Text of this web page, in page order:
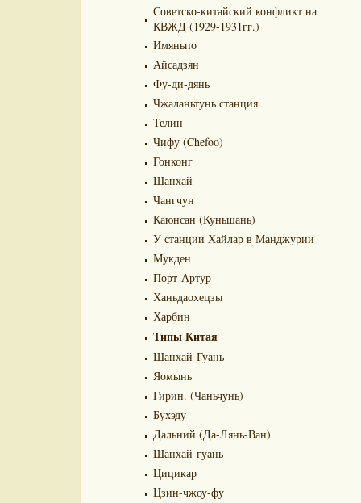
Советско-китайский конфликт на
КВЖД (1929-1931гг.)
Имяньпо
Айсадзян
Фу-ди-дянь
Чжаланьтунь станция
Телин
Чифу (Chefoo)
Гонконг
Шанхай
Чангчун
Каюнсан (Куньшань)
У станции Хайлар в Манджурии
Мукден
Порт-Артур
Ханьдаохецзы
Харбин
Типы Китая
Шанхай-Гуань
Яомынь
Гирин. (Чаньчунь)
Бухэду
Дальний (Да-Лянь-Ван)
Шанхай-гуань
Цицикар
Цзин-чжоу-фу